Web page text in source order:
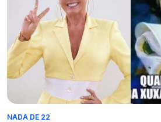
NADA DE 22